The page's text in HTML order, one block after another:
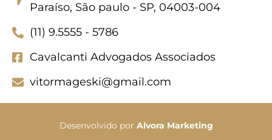
Paraíso, São paulo - SP, 04003-004
(11) 9.5555 - 5786
Cavalcanti Advogados Associados
vitormageski@gmail.com
Desenvolvido por Alvora Marketing